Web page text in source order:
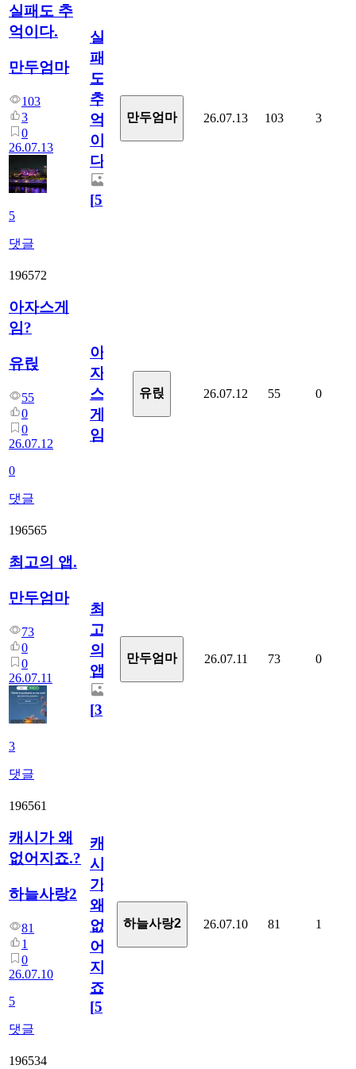
실패도 추
억이다.
만두엄마
103
3
0
26.07.13
5
댓글
실
패
도
추
억
이
다.
[5]
만두엄마 26.07.13 103 3
196572
아자스게
임?
유릱
55
0
0
26.07.12
0
댓글
아
자
스
게
임?
유릱 26.07.12 55 0
196565
최고의 앱.
만두엄마
73
0
0
26.07.11
3
댓글
최
고
의
앱.
[3]
만두엄마 26.07.11 73 0
196561
캐시가 왜
없어지죠.?
하늘사랑2
81
1
0
26.07.10
5
댓글
캐
시
가
왜
없
어
지
죠.?
[5]
하늘사랑2 26.07.10 81 1
196534